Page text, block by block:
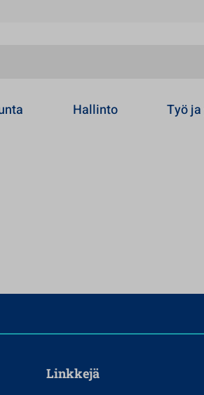
Hallinto Työ
Linkkejä